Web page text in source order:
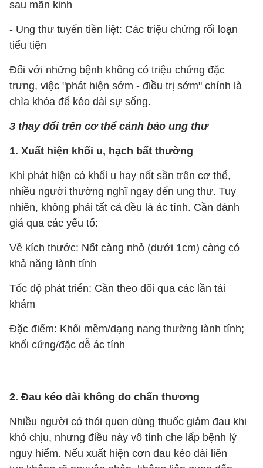
sau mãn kinh
- Ung thư tuyến tiền liệt: Các triệu chứng rối loạn
tiểu tiện
Đối với những bệnh không có triệu chứng đặc
trưng, việc "phát hiện sớm - điều trị sớm" chính là
chìa khóa để kéo dài sự sống.
3 thay đổi trên cơ thể cảnh báo ung thư
1. Xuất hiện khối u, hạch bất thường
Khi phát hiện có khối u hay nốt sần trên cơ thể,
nhiều người thường nghĩ ngay đến ung thư. Tuy
nhiên, không phải tất cả đều là ác tính. Cần đánh
giá qua các yếu tố:
Về kích thước: Nốt càng nhỏ (dưới 1cm) càng có
khả năng lành tính
Tốc độ phát triển: Cần theo dõi qua các lần tái
khám
Đặc điểm: Khối mềm/dạng nang thường lành tính;
khối cứng/đặc dễ ác tính
2. Đau kéo dài không do chấn thương
Nhiều người có thói quen dùng thuốc giảm đau khi
khó chịu, nhưng điều này vô tình che lấp bệnh lý
nguy hiểm. Nếu xuất hiện cơn đau kéo dài liên